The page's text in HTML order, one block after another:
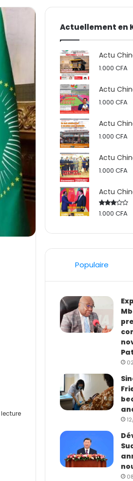
skin
votre
Actuellement en
Actu
1.000CFA
Actu
1.000CFA
Actu
1.000CFA
Actu
1.000CFA
Actu
Rated
1.000CFA
Populaire